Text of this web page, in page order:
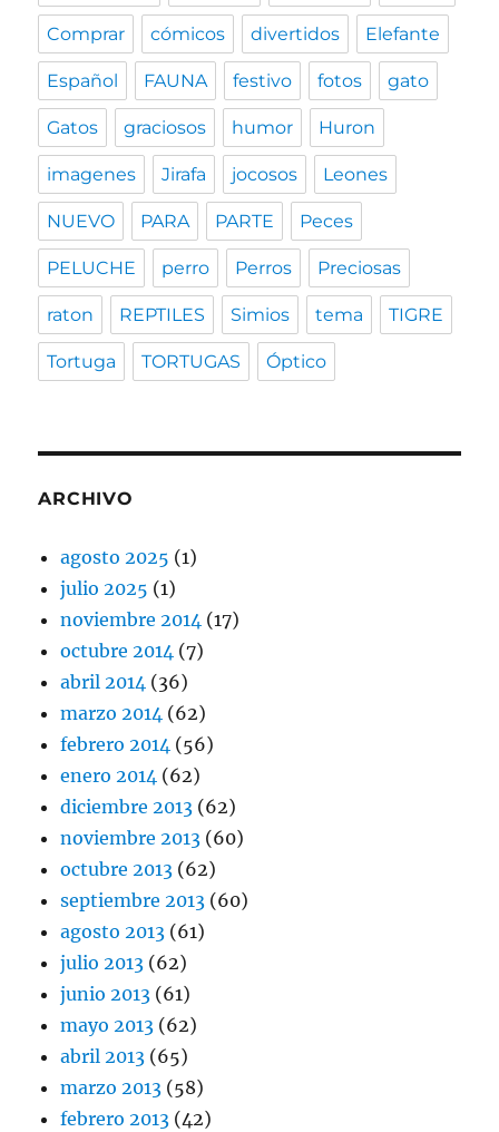
Comprar cómicos divertidos Elefante
Español FAUNA festivo fotos gato
Gatos graciosos humor Huron
imagenes Jirafa jocosos Leones
NUEVO PARA PARTE Peces
PELUCHE perro Perros Preciosas
raton REPTILES Simios tema TIGRE
Tortuga TORTUGAS Óptico
ARCHIVO
agosto 2025 (1)
julio 2025 (1)
noviembre 2014 (17)
octubre 2014 (7)
abril 2014 (36)
marzo 2014 (62)
febrero 2014 (56)
enero 2014 (62)
diciembre 2013 (62)
noviembre 2013 (60)
octubre 2013 (62)
septiembre 2013 (60)
agosto 2013 (61)
julio 2013 (62)
junio 2013 (61)
mayo 2013 (62)
abril 2013 (65)
marzo 2013 (58)
febrero 2013 (42)